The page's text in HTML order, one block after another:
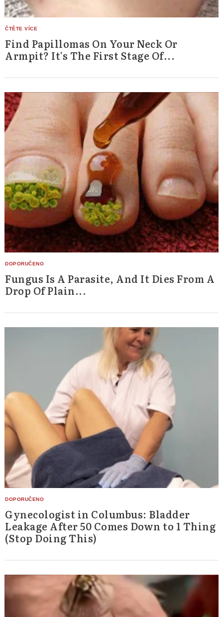
Find Papillomas On Your Neck Or
Armpit? It's The First Stage Of...
Fungus Is A Parasite, And It Dies From A
Drop Of Plain...
Gynecologist in Columbus: Bladder
Leakage After 50 Comes Down to 1 Thing
(Stop Doing This)